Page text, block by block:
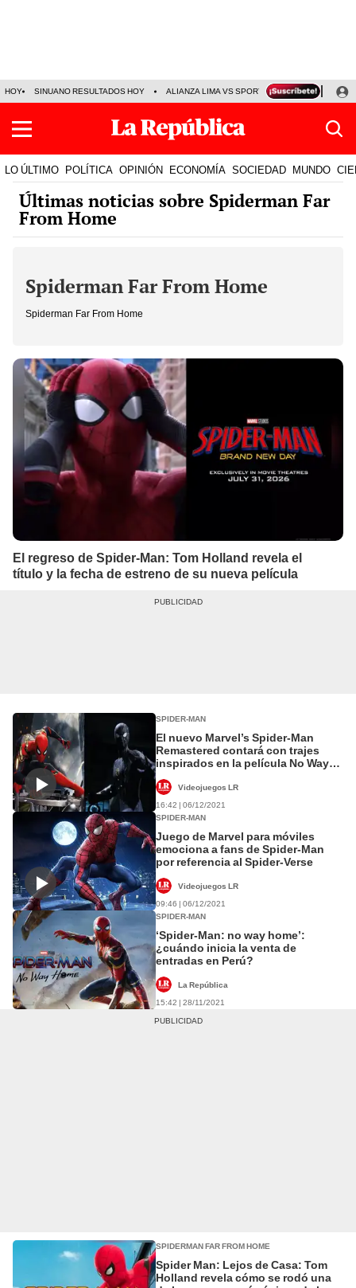
HOY SINUANO RESULTADOS HOY ALIANZA LIMA VS SPORT BOYS JORGE
LO ÚLTIMO POLÍTICA OPINIÓN ECONOMÍA SOCIEDAD MUNDO
Últimas noticias sobre Spiderman Far
From Home
Spiderman Far From Home
Spiderman Far From Home
El regreso de Spider-Man: Tom Holland revela el
título y la fecha de estreno de su nueva película
SPIDER-MAN
El nuevo Marvel’s Spider-Man
Remastered contará con trajes
inspirados en la película No Way
Videojuegos LR
16:42 | 06/12/2021
SPIDER-MAN
Juego de Marvel para móviles
emociona a fans de Spider-Man
por referencia al Spider-Verse
Videojuegos LR
09:46 | 06/12/2021
SPIDER-MAN
‘Spider-Man: no way home’:
¿cuándo inicia la venta de
entradas en Perú?
La República
15:42 | 28/11/2021
SPIDERMAN FAR FROM HOME
Spider Man: Lejos de Casa: Tom
Holland revela cómo se rodó una